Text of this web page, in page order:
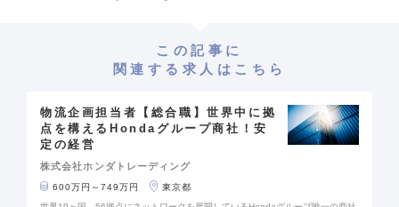
この記事に
関連する求人はこちら
物流企画担当者【総合職】世界中に拠
点を構えるHondaグループ商社！安
定の経営
株式会社ホンダトレーディング
600万円～749万円
東京都